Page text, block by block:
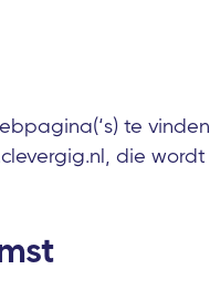
te vinden
die wordt